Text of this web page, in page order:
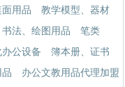
用品
教学模型、器材
书法、绘图用品
笔类
办公设备
簿本册、证书
品
办公文教用品代理加盟